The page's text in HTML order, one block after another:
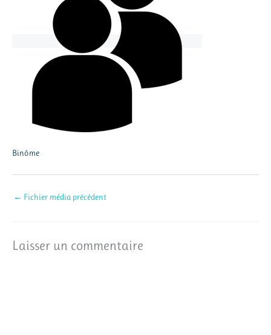
Binôme
← Fichier média précédent
Laisser un commentaire